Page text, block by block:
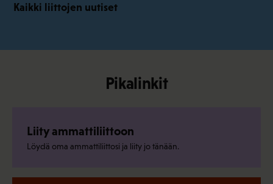
Kaikki liittojen uutiset
Pikalinkit
Liity ammattiliittoon
Löydä oma ammattiliittosi ja liity jo tänään.